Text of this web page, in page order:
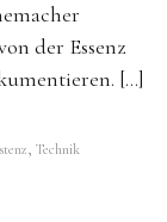
der Essenz
[…]
, Technik